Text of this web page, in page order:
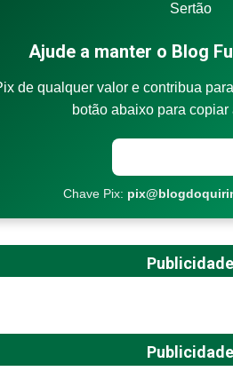
Ajude a manter o Blog
de qualquer valor e contribua
botão abaixo para copiar
Chave Pix:
Publicidade
Publicidade